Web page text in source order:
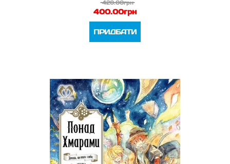
420.00грн
400.00грн
ПРИДБАТИ